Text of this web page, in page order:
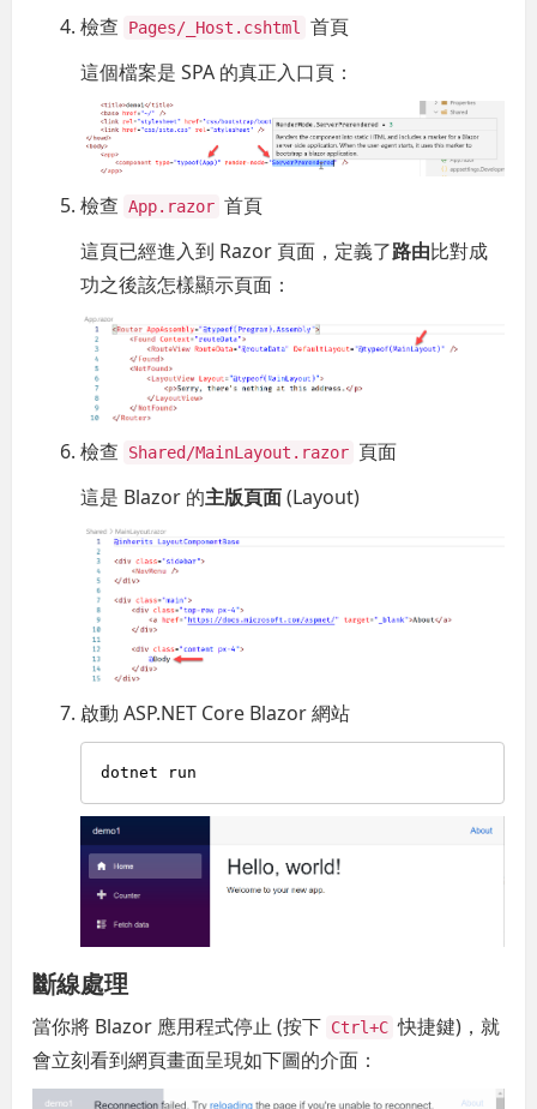
檢查 Pages/_Host.cshtml
首頁
這個檔案是 SPA 的真正入口頁：
檢查 App.razor 首頁
這頁已經進入到 Razor 頁面，定義了路由比對成
功之後該怎樣顯示頁面：
檢查 Shared/MainLayout.razor 頁面
這是 Blazor 的主版頁面(Layout)
啟動 ASP.NET Core Blazor 網站
斷線處理
當你將 Blazor 應用程式停止 (按下 Ctrl+C 快捷鍵)，就
會立刻看到網頁畫面呈現如下圖的介面：